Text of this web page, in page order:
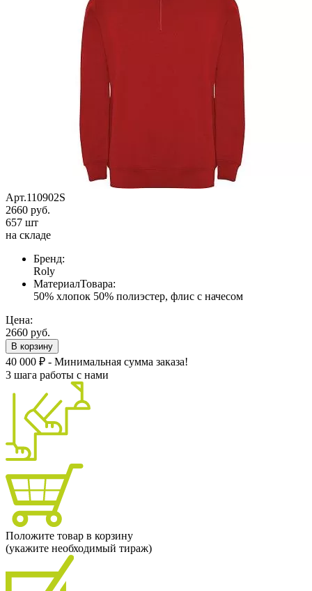
Арт.110902S
2660 руб.
657 шт
на складе
Бренд:
Roly
МатериалТовара:
50% хлопок 50% полиэстер, флис с начесом
Цена:
2660 руб.
В корзину
40 000 ₽ - Минимальная сумма заказа!
3 шага работы с нами
Положите товар в корзину
(укажите необходимый тираж)